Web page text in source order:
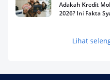
Adakah Kredit
2026? Ini Fakta
Keuangan
Terpercaya
Lihat